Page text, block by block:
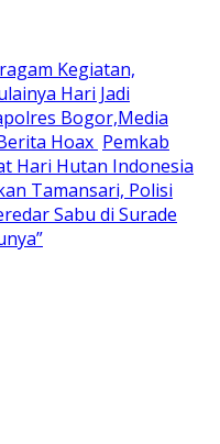
Kegiatan,
Hari Jadi
Bogor,Media
Hoax Pemkab
Hari Hutan Indonesia
Tamansari, Polisi
Sabu di Surade